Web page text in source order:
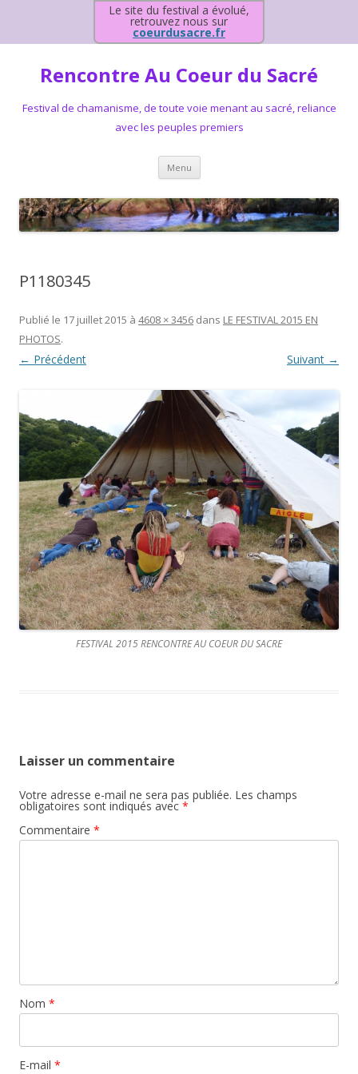
Le site du festival a évolué,
retrouvez nous sur
coeurdusacre.fr
Rencontre Au Coeur du Sacré
Festival de chamanisme, de toute voie menant au sacré, reliance
avec les peuples premiers
Menu Aller au contenu principal
P1180345
Publié le 17 juillet 2015 à 4608 × 3456 dans LE FESTIVAL 2015 EN
PHOTOS.
← Précédent Suivant →
FESTIVAL 2015 RENCONTRE AU COEUR DU SACRE
Laisser un commentaire
Votre adresse e-mail ne sera pas publiée. Les champs
obligatoires sont indiqués avec *
Commentaire *
Nom *
E-mail *